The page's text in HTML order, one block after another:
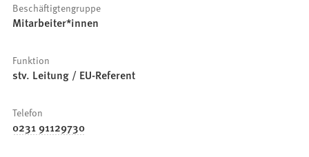
Beschäftigtengruppe
Mitarbeiter*innen
Funktion
stv. Leitung / EU-Referent
Telefon
0231 91129730